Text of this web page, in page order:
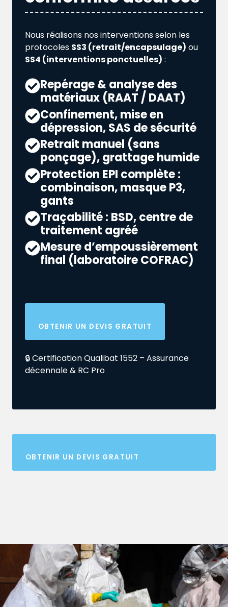
Nous réalisons nos interventions selon les
protocoles SS3 (retrait/encapsulage) ou
SS4 (interventions ponctuelles) :
Repérage & analyse des
matériaux (RAAT / DAAT)
Confinement, mise en
dépression, SAS de sécurité
Retrait manuel (sans
ponçage), grattage humide
Protection EPI complète :
combinaison, masque P3,
gants
Traçabilité : BSD, centre de
traitement agréé
Mesure d’empoussièrement
final (laboratoire COFRAC)
OBTENIR UN DEVIS GRATUIT
🔒 Certification Qualibat 1552 – Assurance
décennale & RC Pro
OBTENIR UN DEVIS GRATUIT